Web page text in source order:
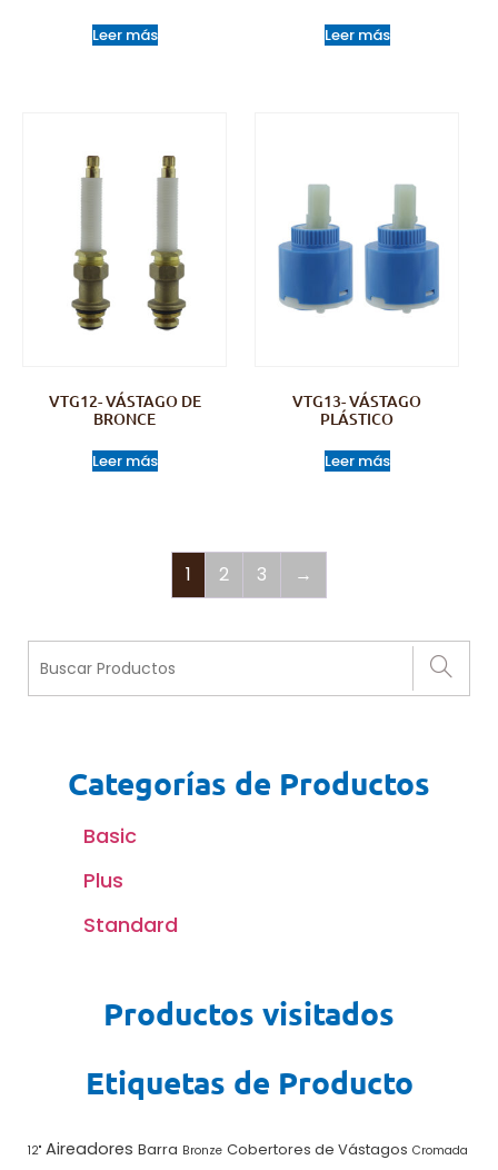
Leer más
Leer más
VTG12- VÁSTAGO DE
BRONCE
Leer más
VTG13- VÁSTAGO
PLÁSTICO
Leer más
1 2 3 →
Categorías de Productos
Basic
Plus
Standard
Productos visitados
Etiquetas de Producto
12" Aireadores Barra Bronze Cobertores de Vástagos Cromada